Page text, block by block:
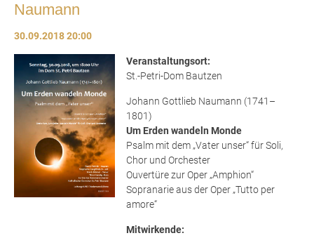
Naumann
30.09.2018 20:00
Veranstaltungsort:
St.-Petri-Dom Bautzen
Johann Gottlieb Naumann (1741–
1801)
Um Erden wandeln Monde
Psalm mit dem „Vater unser“ für Soli,
Chor und Orchester
Ouvertüre zur Oper „Amphion“
Sopranarie aus der Oper „Tutto per
amore“
Mitwirkende: